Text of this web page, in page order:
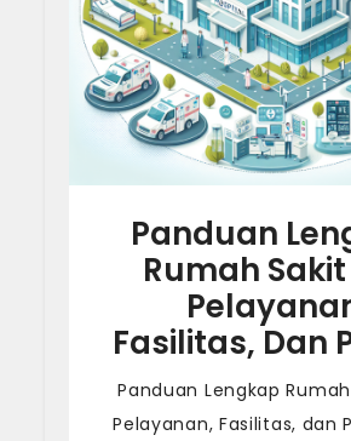
Panduan
Rumah Sakit
Fasilitas, Dan
Panduan Lengkap
Pelayanan, Fasilitas, dan